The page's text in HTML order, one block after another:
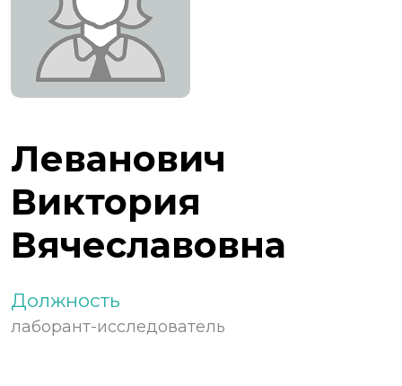
Леванович
Виктория
Вячеславовна
Должность
лаборант-исследователь